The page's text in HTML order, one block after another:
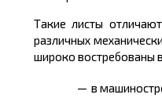
Такие листы
различных
широко востребованы
в